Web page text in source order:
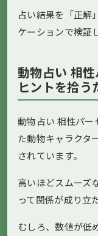
占い結果を「正解
ケーションで検証
動物占い 相
ヒントを拾う
動物占い 相性パ
た動物キャラクタ
されています。
高いほどスムーズ
って関係が成り立
むしろ、数値が低